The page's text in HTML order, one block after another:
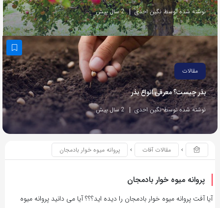
نوشته شده توسط نگین احدی 2 سال پیش
مقالات
بذر چیست؟ معرفی انواع بذر
نوشته شده توسط نگین احدی 2 سال پیش
مقالات آفات پروانه میوه خوار بادمجان
پروانه میوه خوار بادمجان
آیا آفت پروانه میوه خوار بادمجان را دیده اید؟؟؟ آیا می دانید پروانه میوه